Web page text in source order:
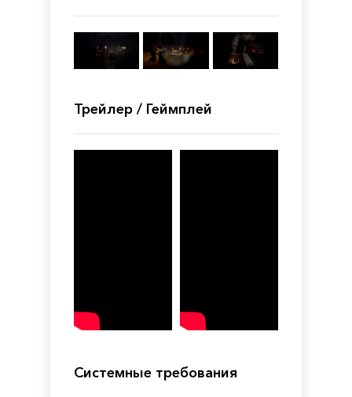
Трейлер / Геймплей
Системные требования